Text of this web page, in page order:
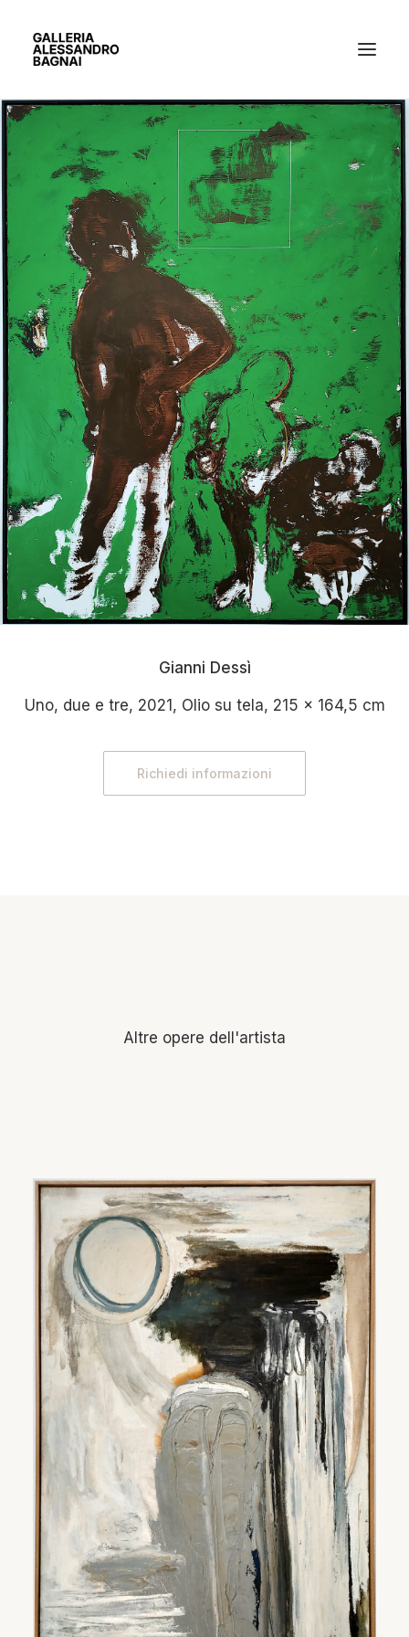
ARTISTI
MOSTRE
GALLERIA
BACHECA
CONTATTI
Gianni Dessì
Uno, due e tre, 2021, Olio su tela, 215 x 164,5 cm
Richiedi informazioni
Altre opere dell'artista